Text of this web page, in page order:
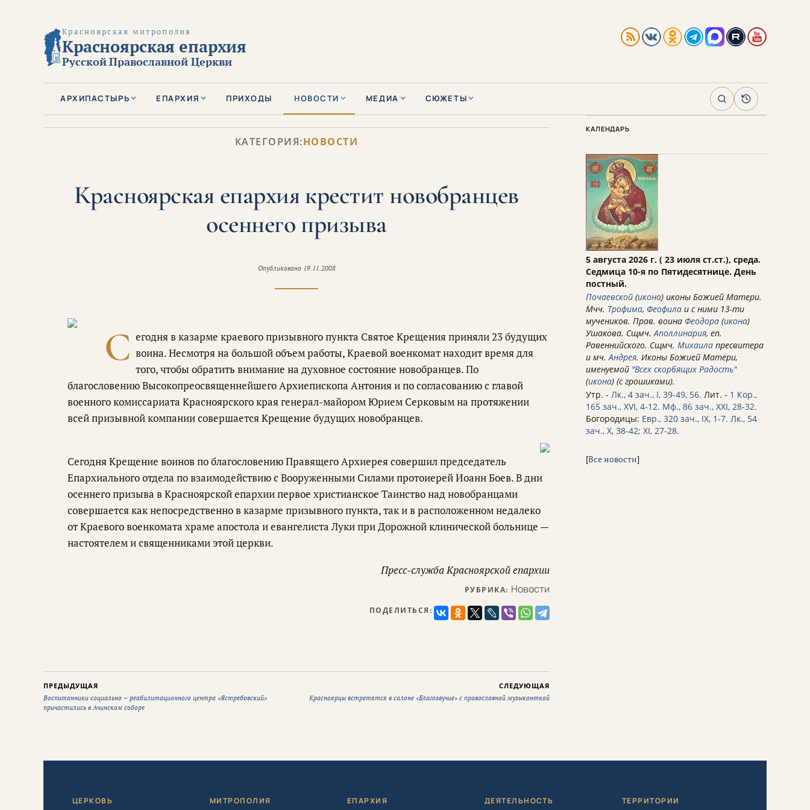
Красноярская митрополия
Красноярская епархия
Русской Православной Церкви
АРХИПАСТЫРЬ ЕПАРХИЯ ПРИХОДЫ НОВОСТИ МЕДИА СЮЖЕТЫ ПоискАрхив
КАТЕГОРИЯ:НОВОСТИ
Красноярская епархия крестит новобранцев
осеннего призыва
Опубликовано 19.11.2008
С егодня в казарме краевого призывного пункта Святое Крещения приняли 23 будущих
воина. Несмотря на большой объем работы, Краевой военкомат находит время для
того, чтобы обратить внимание на духовное состояние новобранцев. По
благословению Высокопреосвященнейшего Архиепископа Антония и по согласованию с главой
военного комиссариата Красноярского края генерал-майором Юрием Серковым на протяжении
всей призывной компании совершается Крещение будущих новобранцев.
Сегодня Крещение воинов по благословению Правящего Архиерея совершил председатель
Епархиального отдела по взаимодействию с Вооруженными Силами протоиерей Иоанн Боев. В дни
осеннего призыва в Красноярской епархии первое христианское Таинство над новобранцами
совершается как непосредственно в казарме призывного пункта, так и в расположенном недалеко
от Краевого военкомата храме апостола и евангелиста Луки при Дорожной клинической больнице —
настоятелем и священниками этой церкви.
Пресс-служба Красноярской епархии
РУБРИКА: Новости
ПОДЕЛИТЬСЯ:
ПРЕДЫДУЩАЯ
Воспитанники социально – реабилитационного центра «Ястребовский»
причастились в Ачинском соборе
СЛЕДУЮЩАЯ
Красноярцы встретятся в салоне «Благозвучие» с православной музыканткой
КАЛЕНДАРЬ
5 августа 2026 г. ( 23 июля ст.ст.), среда.
Седмица 10-я по Пятидесятнице. День
постный.
Почаевской (икона) иконы Божией Матери.
Мчч. Трофима, Феофила и с ними 13-ти
мучеников. Прав. воина Феодора (икона)
Ушакова. Сщмч.Аполлинария, еп.
Равеннийского. Сщмч. Михаила пресвитера
и мч.Андрея. Иконы Божией Матери,
именуемой "Всех скорбящих Радость"
(икона) (с грошиками).
Утр. - Лк., 4 зач., I, 39-49, 56. Лит. - 1 Кор.,
165 зач., XVI, 4-12. Мф., 86 зач., XXI, 28-32.
Богородицы: Евр., 320 зач., IX, 1-7. Лк., 54
зач., X, 38-42; XI, 27-28.
[Все новости]
ЦЕРКОВЬ МИТРОПОЛИЯ ЕПАРХИЯ ДЕЯТЕЛЬНОСТЬ ТЕРРИТОРИИ